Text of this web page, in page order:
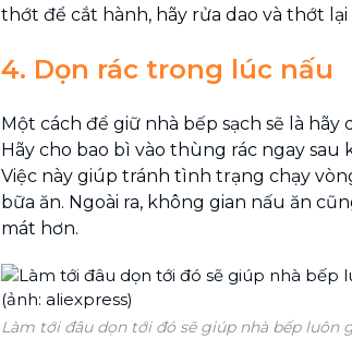
thớt để cắt hành, hãy rửa dao và thớt
4. Dọn rác trong lúc nấu
Một cách để giữ nhà bếp sạch sẽ là
Hãy cho bao bì vào thùng rác ngay sau
Việc này giúp tránh tình trạng chạy
bữa ăn. Ngoài ra, không gian nấu ăn
mát hơn.
Làm tới đâu dọn tới đó sẽ giúp nhà bếp luôn